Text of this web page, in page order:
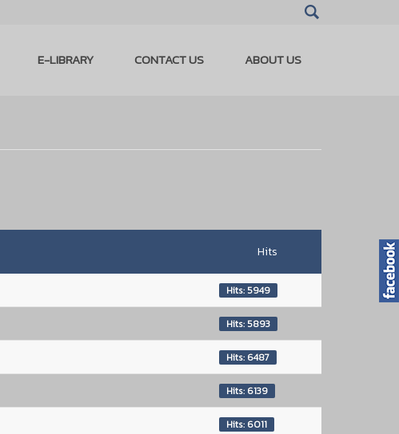
E-LIBRARY CONTACT US ABOUT US
Hits
Hits: 5949
Hits: 5893
Hits: 6487
Hits: 6139
Hits: 6011